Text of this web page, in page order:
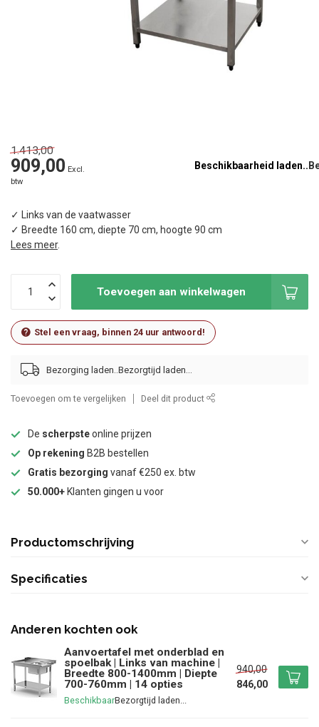
1.413,00
909,00 Excl.
btw
Beschikbaarheid laden..
✓ Links van de vaatwasser
✓ Breedte 160 cm, diepte 70 cm, hoogte 90 cm
Lees meer.
Toevoegen aan winkelwagen
Stel een vraag, binnen 24 uur antwoord!
Bezorging laden..
Toevoegen om te vergelijken Deel dit product
De scherpsteonline prijzen
Op rekening B2B bestellen
Gratis bezorging vanaf €250 ex. btw
50.000+ Klanten gingen u voor
Productomschrijving
Specificaties
Anderen kochten ook
Aanvoertafel met onderblad en
spoelbak | Links van machine |
Breedte 800-1400mm | Diepte
700-760mm | 14 opties
Beschikbaar
940,00
846,00